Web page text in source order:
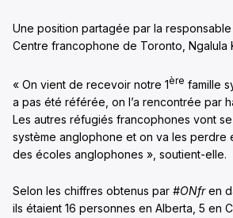
Une position partagée par la responsable
Centre francophone de Toronto, Ngalula
« On vient de recevoir notre 1ère famille
a pas été référée, on l’a rencontrée par
Les autres réfugiés francophones vont
système anglophone et on va les perdre
des écoles anglophones », soutient-elle.
Selon les chiffres obtenus par #ONfren
ils étaient 16 personnes en Alberta, 5 en